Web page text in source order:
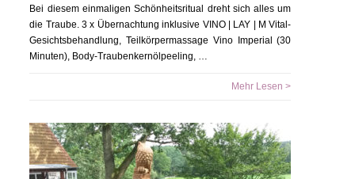
Bei diesem einmaligen Schönheitsritual dreht sich alles um
die Traube. 3 x Übernachtung inklusive VINO | LAY | M Vital-
Gesichtsbehandlung, Teilkörpermassage Vino Imperial (30
Minuten), Body-Traubenkernölpeeling, …
Mehr Lesen >